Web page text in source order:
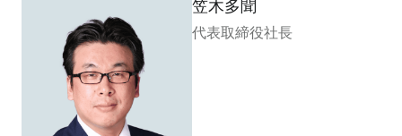
笠木多聞
代表取締役社長